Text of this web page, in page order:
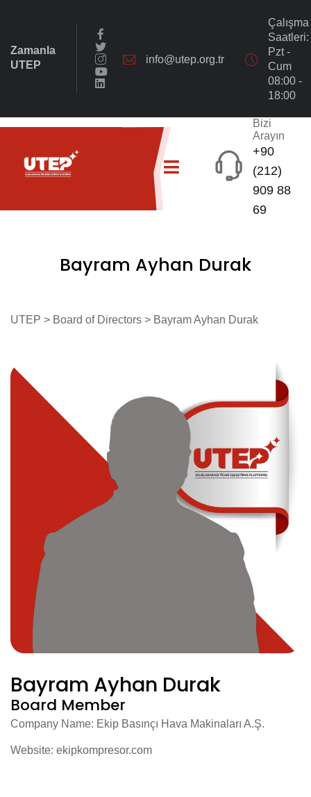
Zamanla
UTEP
info@utep.org.tr
Çalışma
Saatleri:
Pzt -
Cum
08:00 -
18:00
Bizi
Arayın
+90
(212)
909 88
69
Bayram Ayhan Durak
UTEP > Board of Directors > Bayram Ayhan Durak
Bayram Ayhan Durak
Board Member
Company Name: Ekip Basınçı Hava Makinaları A.Ş.
Website: ekipkompresor.com